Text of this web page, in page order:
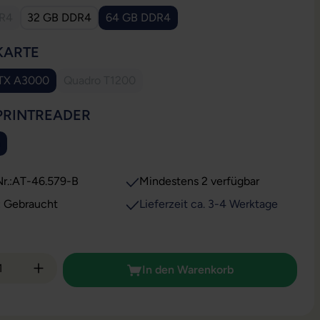
Option ist zurzeit nicht verfügbar.)
32 GB DDR4 64 GB DDR4
A3000
ist zurzeit nicht verfügbar.)
AT-46.579-B
Gebraucht
Mindestens 2 verfügbar
Lieferzeit ca. 3-4 Werktage
Anzahl: Gib den gewünschten Wert ein
In den Warenkorb